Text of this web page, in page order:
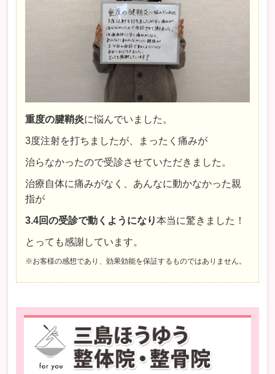
重度の腱鞘炎に悩んでいました。
3度注射を打ちましたが、まったく痛みが
治らなかったので受診させていただきました。
治療自体に痛みがなく、あんなに動かなかった親
指が
3.4回の受診で動くようになり本当に驚きました！
とっても感謝しています。
※お客様の感想であり、効果効能を保証するものではありません。